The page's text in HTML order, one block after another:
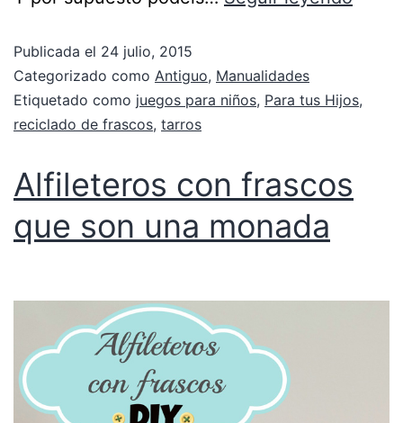
Publicada el 24 julio, 2015
Categorizado como Antiguo, Manualidades
Etiquetado como juegos para niños, Para tus Hijos,
reciclado de frascos, tarros
Alfileteros con frascos
que son una monada